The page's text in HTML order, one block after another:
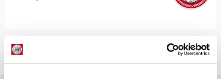
Net binnen //